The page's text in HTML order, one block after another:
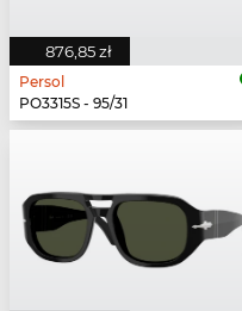
876,85 zł
Persol
PO3315S - 95/31